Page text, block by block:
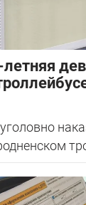
летняя